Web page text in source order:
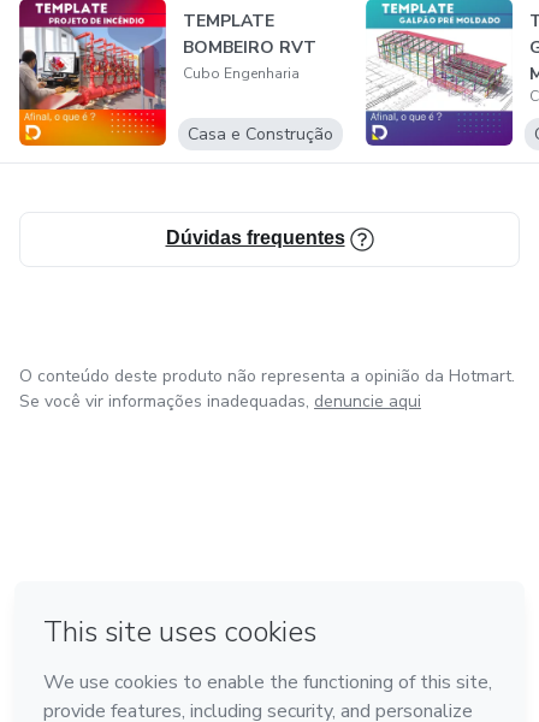
TEMPLATE
BOMBEIRO RVT
Cubo Engenharia
Casa e Construção
Dúvidas frequentes
O conteúdo deste produto não representa a opinião da Hotmart.
Se você vir informações inadequadas, denuncie aqui
Feito com ❤ na Cidade do México